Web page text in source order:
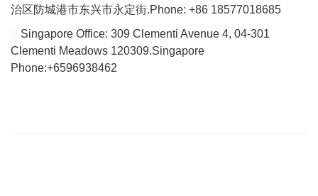
治区防城港市东兴市永定街.Phone: +86 18577018685
Singapore Office: 309 Clementi Avenue 4, 04-301
Clementi Meadows 120309.Singapore
Phone:+6596938462